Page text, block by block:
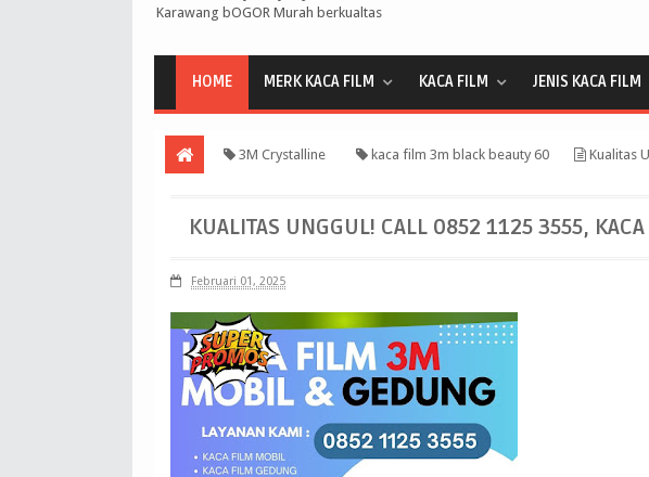
Karawang bOGOR Murah berkualtas
HOME MERK KACA FILM KACA FILM JENIS KACA FILM
3M Crystalline kaca film 3m black beauty 60 Kualitas
KUALITAS UNGGUL! CALL 0852 1125 3555,
Februari 01, 2025